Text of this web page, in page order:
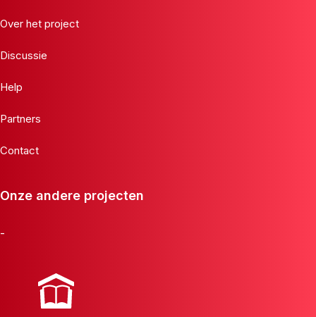
Over het project
Discussie
Help
Partners
Contact
Onze andere projecten
-